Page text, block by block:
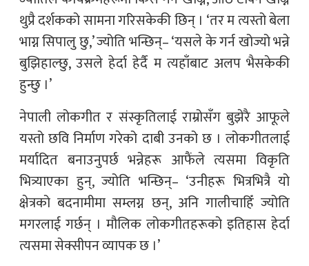
थुप्रै दर्शकको सामना गरिसकेकी छिन् । ‘तर म त्यस्तो बेला
भाग्न सिपालु छु,’ ज्योति भन्छिन्– ‘यसले के गर्न खोज्यो भन्ने
बुझिहाल्छु, उसले हेर्दा हेर्दै म त्यहाँबाट अलप भैसकेकी
हुन्छु ।’
नेपाली लोकगीत र संस्कृतिलाई राम्रोसँग बुझेरै आफूले
यस्तो छवि निर्माण गरेको दाबी उनको छ । लोकगीतलाई
मर्यादित बनाउनुपर्छ भन्नेहरू आफैंले त्यसमा विकृति
भित्र्याएका हुन्, ज्योति भन्छिन्– ‘उनीहरू भित्रभित्रै यो
क्षेत्रको बदनामीमा सम्लग्न छन्, अनि गालीचाहिँ ज्योति
मगरलाई गर्छन् । मौलिक लोकगीतहरूको इतिहास हेर्दा
त्यसमा सेक्सीपन व्यापक छ ।’